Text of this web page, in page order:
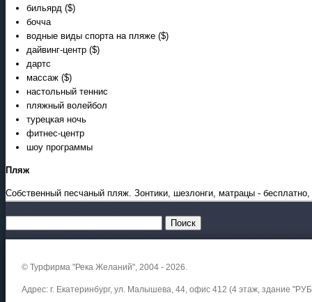
бильярд ($)
бочча
водные виды спорта на пляже ($)
дайвинг-центр ($)
дартс
массаж ($)
настольный теннис
пляжный волейбол
турецкая ночь
фитнес-центр
шоу программы
Пляж
Собственный песчаный пляж. Зонтики, шезлонги, матрацы - бесплатно,
© Турфирма "Река Желаний", 2004 - 2026.
Адрес: г. Екатеринбург, ул. Малышева, 44, офис 412 (4 этаж, здание